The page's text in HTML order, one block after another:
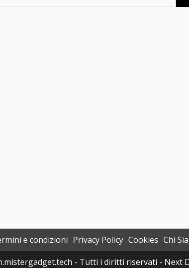
e condizioni Privacy Policy Cookies Chi
- Tutti i diritti riservati - Next